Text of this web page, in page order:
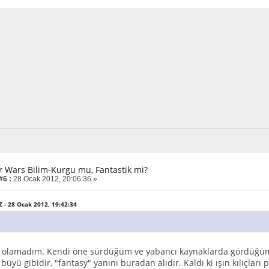
Wars Bilim-Kurgu mu, Fantastik mi?
: 28 Ocak 2012, 20:06:36 »
- 28 Ocak 2012, 19:42:34
Kendi öne sürdüğüm ve yabancı kaynaklarda
gibidir, "fantasy" yanını buradan alıdır. Kaldı ki ışın